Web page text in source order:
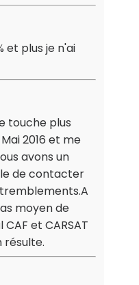
et plus je n'ai
touche plus
2016 et me
avons un
de contacter
moyen de
et CARSAT
résulte.